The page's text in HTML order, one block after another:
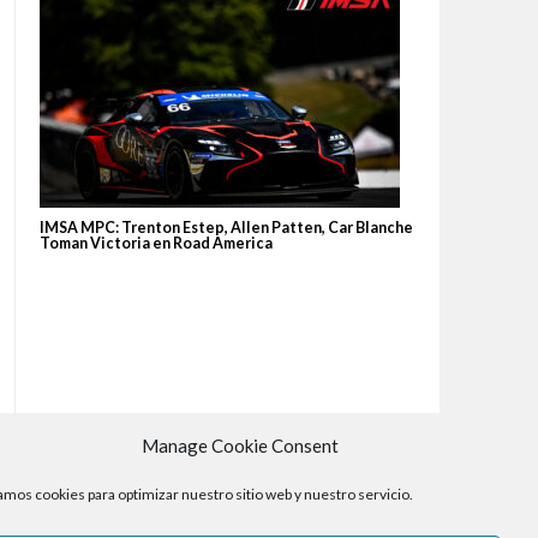
Manage Cookie Consent
cookies para optimizar nuestro sitio web y nuestro servicio.
IMSA MPC: Trenton Estep, Allen Patten, Car Blanche
Toman Victoria en Road America